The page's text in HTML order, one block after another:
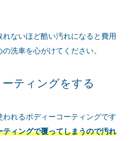
れないほど酷い汚れになると費用
洗車を心がけてください。
ティングをする
れるボディーコーティングです
ティングで覆ってしまうので汚れ